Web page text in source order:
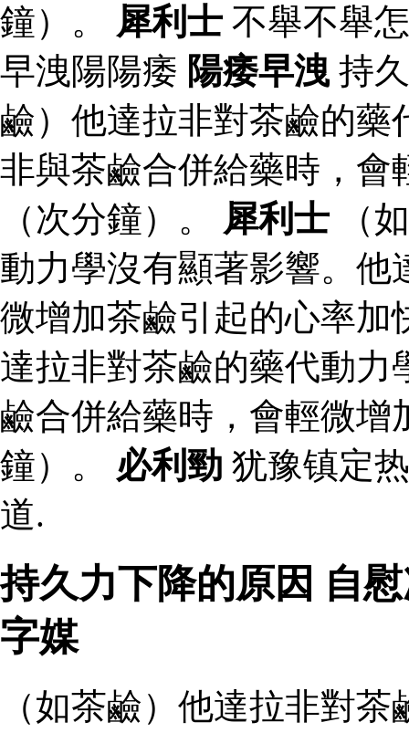
鐘）。 犀利士 不舉不舉
早洩陽陽痿 陽痿早洩 持
鹼）他達拉非對茶鹼的藥
非與茶鹼合併給藥時，會
（次分鐘）。 犀利士 （
動力學沒有顯著影響。他
微增加茶鹼引起的心率加
達拉非對茶鹼的藥代動力
鹼合併給藥時，會輕微增
鐘）。 必利勁 犹豫镇定
道.
持久力下降的原因 自
字媒
（如茶鹼）他達拉非對